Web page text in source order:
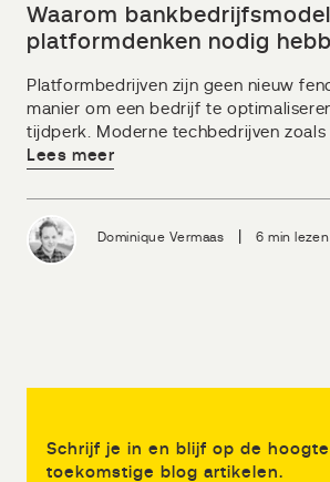
Waarom
platformdenken nodig
Platformbedrijven zijn geen nieuw
manier om een bedrijf te
tijdperk. Moderne techbedrijven
Lees meer
Dominique Vermaas 6 min lezen
Schrijf je in en blijf op de
toekomstige blog artikelen.